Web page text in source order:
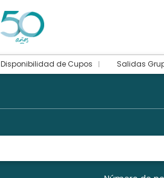
Disponibilidad de Cupos Salidas